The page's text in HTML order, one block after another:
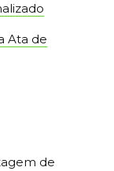
Ata de
de